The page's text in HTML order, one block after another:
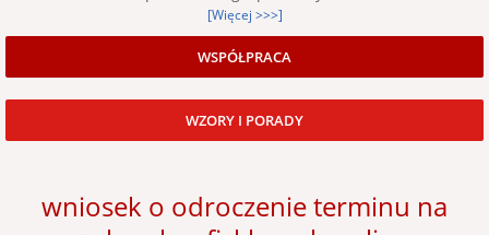
[Więcej >>>]
WSPÓŁPRACA
WZORY I PORADY
wniosek o odroczenie terminu na